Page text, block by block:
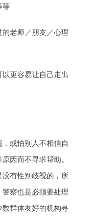
等
老师／朋友／心理
更容易让自己走出
或怕别人不相信自
因而不寻求帮助。
有性别歧视的，所
察也是必须要处理
群体友好的机构寻